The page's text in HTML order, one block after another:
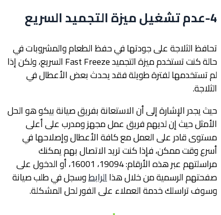
4-عدم تشغيل ميزة التجميد السريع
تحافظ الثلاجة على جودتها في حفظ الطعام والمشروبات في
حالة كنت تستخدم ميزة التجميد Fast Freeze السريع، ولكن إذا
لم تستخدمها لفترة طويلة فقد يحدث بعض الأعطال في
الثلاجة.
حيث يجدر الإشارة إلى أن الاستعانة بفريق صيانة بيكو هو الحل
الأمثل حيث إن لديهم فريق عمل مجهز ومدرب على أعلى
مستوى قادر على العمل مع كافة الأعطال وإصلاحها في
أسرع وقت ممكن، فإذا كنت تريد الاتصال بهم يمكنك
مراسلتهم عبر هذه الأرقام: 19094، 16001، أو الدخول على
صفحتهم الرسمية من خلال هذاالرابطوسجل في طلب صيانة
وسوف تراسلك خدمة العملاء على الفور لحل المشكلة.